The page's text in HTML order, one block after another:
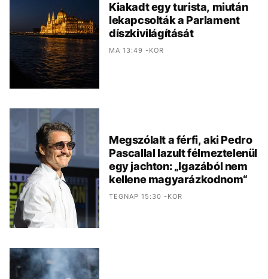
Kiakadt egy turista, miután
lekapcsolták a Parlament
díszkivilágítását
MA 13:49 -KOR
Megszólalt a férfi, aki Pedro
Pascallal lazult félmeztelenül
egy jachton: „Igazából nem
kellene magyarázkodnom“
TEGNAP 15:30 -KOR